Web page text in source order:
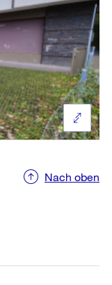
Nach oben